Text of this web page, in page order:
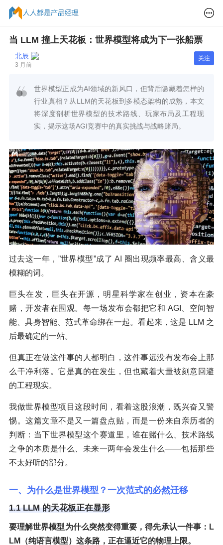
当 LLM 撞上天花板：世界模型将成为下一张船票
北辰
3 月前
关注
世界模型正成为AI领域的新风口，但背后隐藏着怎样的
行业真相？从LLM的天花板到多模态架构的成熟，本文
将深度剖析世界模型的技术路线、玩家布局及工程现
实，揭示这场AGI竞赛中的真实挑战与战略赌局。
过去这一年，”世界模型”成了 AI 圈出现频率最高、含义最
模糊的词。
巨头在发，巨头在开源，明星科学家在创业，资本在豪
赌，开发者在围观。每一场发布会都把它和 AGI、空间智
能、具身智能、范式革命绑在一起。看起来，这是 LLM 之
后最确定的一站。
但真正在做这件事的人都明白，这件事远没有发布会上那
么干净利落。它是真的在发生，但也藏着大量被刻意回避
的工程现实。
我做世界模型项目这段时间，看着这股浪潮，既兴奋又警
惕。这篇文章不是又一篇盘点贴，而是一份来自亲历者的
判断：当下世界模型这个赛道里，谁在赌什么、技术路线
之争的本质是什么、未来一两年会发生什么——包括那些
不太好听的部分。
一、为什么是世界模型？一次范式的必然迁移
1.1 LLM 的天花板正在显形
要理解世界模型为什么突然变得重要，得先承认一件事：L
LM（纯语言模型）这条路，正在逼近它的物理上限。